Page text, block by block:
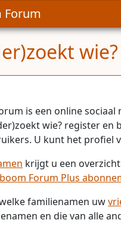
Forum
wie?
is een online
wie? register en
U kunt het profiel
krijgt u een
Forum Plus
familienamen uw
en die van alle